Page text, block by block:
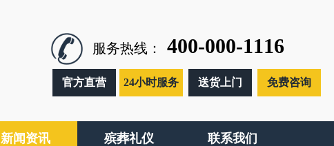
服务热线： 400-000-1116
官方直营 24小时服务 送货上门 免费咨询
新闻资讯 殡葬礼仪 联系我们